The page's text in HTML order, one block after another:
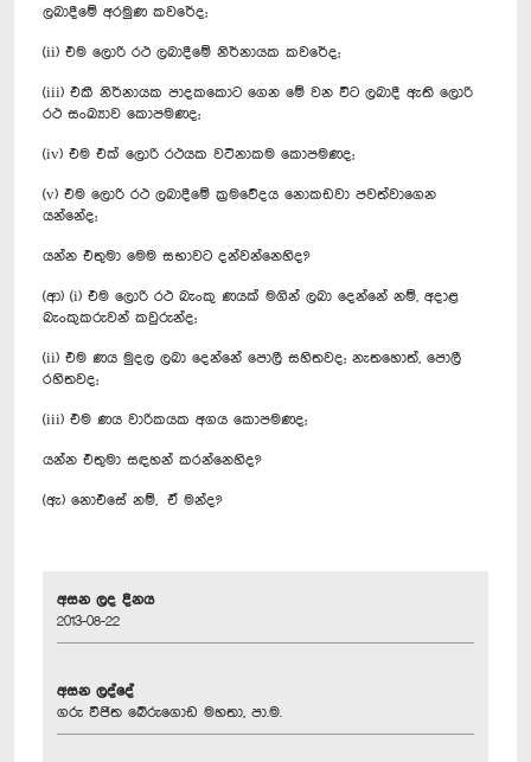
ලබාදීමේ අරමුණ කවරේද;
(ii) එම ලොරි රථ ලබාදීමේ නිර්නායක කවරේද;
(iii) එකී නිර්නායක පාදකකොට ගෙන මේ වන විට ලබාදී ඇති ලොරි
රථ සංඛ්‍යාව කොපමණද;
(iv) එම එ‍ක් ලොරි රථයක වටිනාකම කොපමණද;
(v) එම ලොරි රථ ලබාදීමේ ක්‍රමවේදය නොකඩවා පවත්වාගෙන
යන්නේද;
යන්න එතුමා මෙම සභාවට දන්වන්නෙහිද?
(ආ) (i) එම ලොරි රථ බැංකු ණයක් මගින් ලබා දෙන්නේ නම්, අදාළ
බැංකුකරුවන් කවුරුන්ද;
(ii) එම ණය මුදල ලබා දෙන්නේ පොලී සහිතවද; නැතහොත්, පොලී
රහිතවද;
(iii) එම ණය වාරිකයක අගය කොපමණද;
යන්න එතුමා සඳහන් කරන්නෙහිද?
(ඇ) නොඑසේ නම්, ඒ මන්ද?
අසන ලද දිනය
2013-08-22
අසන ලද්දේ
ගරු විජිත බේරුගොඩ මහතා, පා.ම.